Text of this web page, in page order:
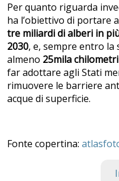
Per quanto riguarda
ha l’obiettivo di portare
tre miliardi di alberi in
2030, e, sempre entro
almeno 25mila
far adottare agli Stati
rimuovere le barriere
acque di superficie.
Fonte copertina: